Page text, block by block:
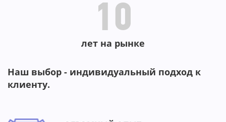
10
лет на рынке
Наш выбор - индивидуальный подход к
клиенту.